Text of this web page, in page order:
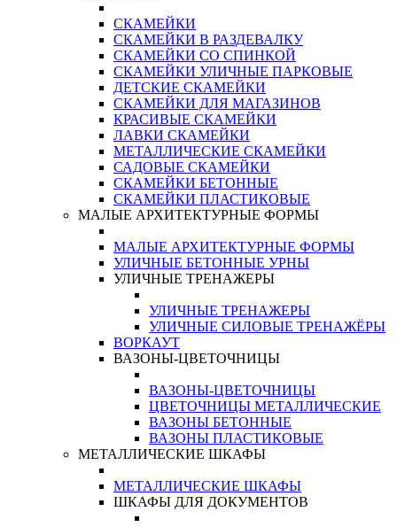
СКАМЕЙКИ
СКАМЕЙКИ В РАЗДЕВАЛКУ
СКАМЕЙКИ СО СПИНКОЙ
СКАМЕЙКИ УЛИЧНЫЕ ПАРКОВЫЕ
ДЕТСКИЕ СКАМЕЙКИ
СКАМЕЙКИ ДЛЯ МАГАЗИНОВ
КРАСИВЫЕ СКАМЕЙКИ
ЛАВКИ СКАМЕЙКИ
МЕТАЛЛИЧЕСКИЕ СКАМЕЙКИ
САДОВЫЕ СКАМЕЙКИ
СКАМЕЙКИ БЕТОННЫЕ
СКАМЕЙКИ ПЛАСТИКОВЫЕ
МАЛЫЕ АРХИТЕКТУРНЫЕ ФОРМЫ
МАЛЫЕ АРХИТЕКТУРНЫЕ ФОРМЫ
УЛИЧНЫЕ БЕТОННЫЕ УРНЫ
УЛИЧНЫЕ ТРЕНАЖЕРЫ
УЛИЧНЫЕ ТРЕНАЖЕРЫ
УЛИЧНЫЕ СИЛОВЫЕ ТРЕНАЖЁРЫ
ВОРКАУТ
ВАЗОНЫ-ЦВЕТОЧНИЦЫ
ВАЗОНЫ-ЦВЕТОЧНИЦЫ
ЦВЕТОЧНИЦЫ МЕТАЛЛИЧЕСКИЕ
ВАЗОНЫ БЕТОННЫЕ
ВАЗОНЫ ПЛАСТИКОВЫЕ
МЕТАЛЛИЧЕСКИЕ ШКАФЫ
МЕТАЛЛИЧЕСКИЕ ШКАФЫ
ШКАФЫ ДЛЯ ДОКУМЕНТОВ